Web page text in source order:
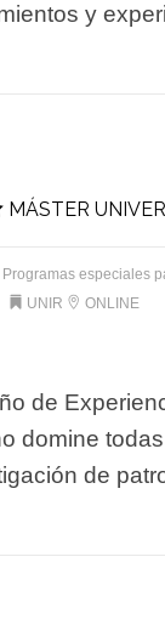
y
MÁSTER
especiales
UNIR
ONLINE
de
domine
de